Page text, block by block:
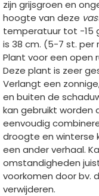
zijn grijsgroen en
hoogte van deze
temperatuur tot -15
is 38 cm. (5-7 st. per
Plant voor een open
Deze plant is zeer
Verlangt een
en buiten de
kan gebruikt worden
eenvoudig
droogte en winterse
een ander verhaal.
omstandigheden
voorkomen door bv.
verwijderen.